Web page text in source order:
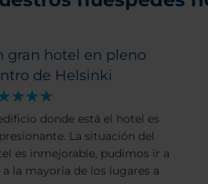
gran hotel en pleno
de Helsinki
donde está el hotel es
La situación del
es inmejorable, pudimos ir a
a la mayoría de los lugares a